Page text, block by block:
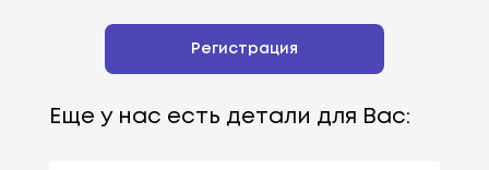
Регистрация
Еще у нас есть детали для Вас: